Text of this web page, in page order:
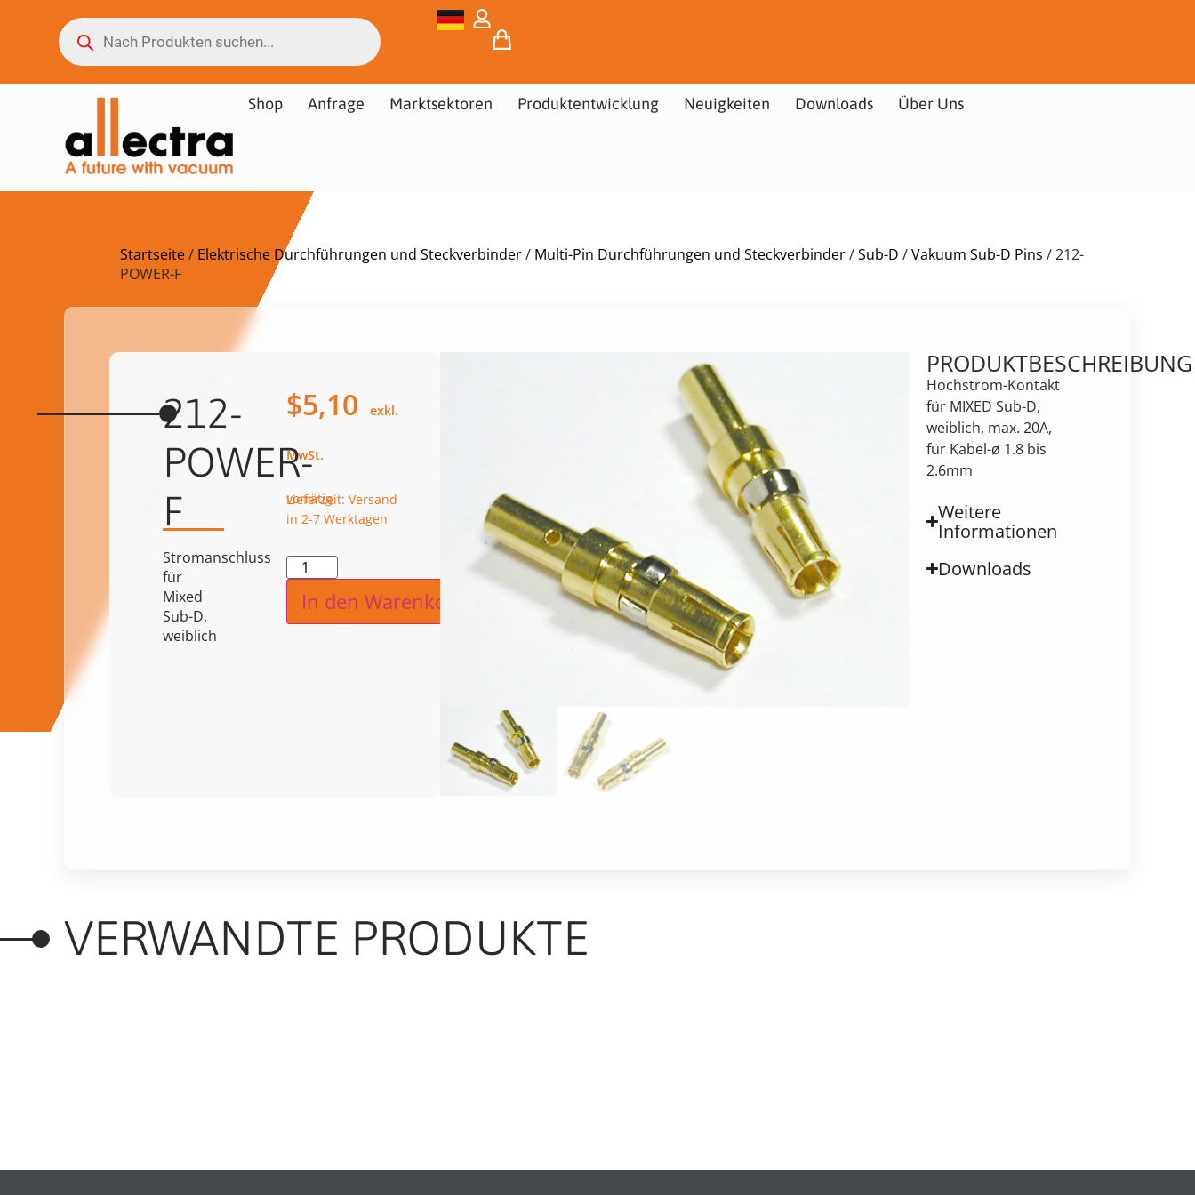
Shop Anfrage Marktsektoren Produktentwicklung Neuigkeiten Downloads Über Uns
Startseite/ Elektrische Durchführungen und Steckverbinder/ Multi-Pin Durchführungen und Steckverbinder/Sub-D /Vakuum Sub-D Pins / 212-
POWER-F
212-
POWER-
F
Stromanschluss
für
Mixed
Sub-D,
weiblich
$5,10
vorrätig
Lieferzeit: Versand
in 2-7 Werktagen
In den Warenkorb
PRODUKTBESCHREIBUNG
Hochstrom-Kontakt
für MIXED Sub-D,
weiblich, max. 20A,
für Kabel-ø 1.8 bis
2.6mm
Weitere
Informationen
Downloads
VERWANDTE PRODUKTE